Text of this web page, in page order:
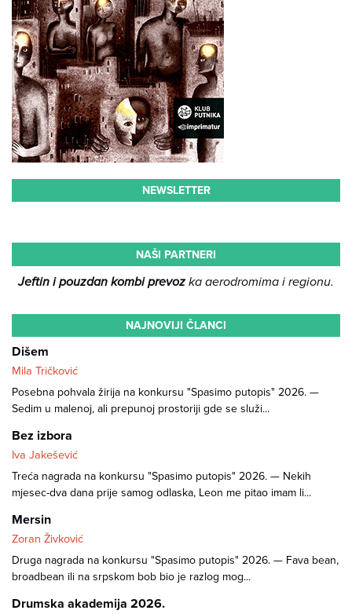
NEWSLETTER
NAŠI PARTNERI
Jeftin i pouzdan kombi prevozka aerodromima i regionu.
NAJNOVIJI ČLANCI
Dišem
Mila Tričković
Posebna pohvala žirija na konkursu "Spasimo putopis" 2026. —
Sedim u malenoj, ali prepunoj prostoriji gde se služi...
Bez izbora
Iva Jakešević
Treća nagrada na konkursu "Spasimo putopis" 2026. — Nekih
mjesec-dva dana prije samog odlaska, Leon me pitao imam li...
Mersin
Zoran Živković
Druga nagrada na konkursu "Spasimo putopis" 2026. — Fava bean,
broadbean ili na srpskom bob bio je razlog mog...
Drumska akademija 2026.